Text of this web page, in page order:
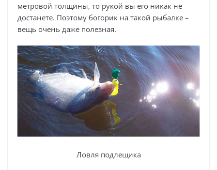
метровой толщины, то рукой вы его никак не
достанете. Поэтому богорик на такой рыбалке –
вещь очень даже полезная.
Ловля подлещика